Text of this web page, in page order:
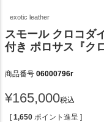
exotic leather
スモール クロコダ
付き ポロサス『ク
商品番号 06000796r
¥165,000税込
[ 1,650 ポイント進呈 ]